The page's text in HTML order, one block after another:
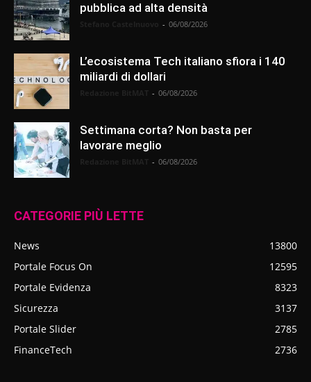
pubblica ad alta densità
- 06/08/2026
L’ecosistema Tech italiano sfiora i 140
miliardi di dollari
- 06/08/2026
Settimana corta? Non basta per
lavorare meglio
- 06/08/2026
CATEGORIE PIÙ LETTE
News
13800
Portale Focus On
12595
Portale Evidenza
8323
Sicurezza
3137
Portale Slider
2785
FinanceTech
2736